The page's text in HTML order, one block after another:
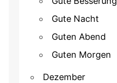
Gute Nacht
Guten Abend
Guten Morgen
Dezember